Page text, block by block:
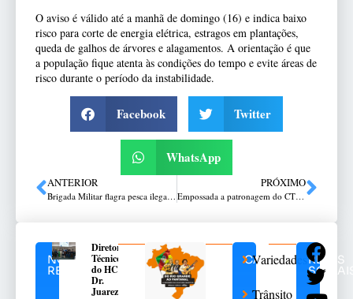
O aviso é válido até a manhã de domingo (16) e indica baixo
risco para corte de energia elétrica, estragos em plantações,
queda de galhos de árvores e alagamentos. A orientação é que
a população fique atenta às condições do tempo e evite áreas de
risco durante o período da instabilidade.
Facebook Twitter
WhatsApp
ANTERIOR
Brigada Militar flagra pesca ilegal no Rio Uruguai
PRÓXIMO
Empossada a patronagem do CTG Dom Luiz Felipe de Nadal
NOTÍCIAS
RELACIONADAS
Diretor
Técnico
do HC,
Dr.
Juarez
CATEGORIAS
Variedades
Trânsito
REDES